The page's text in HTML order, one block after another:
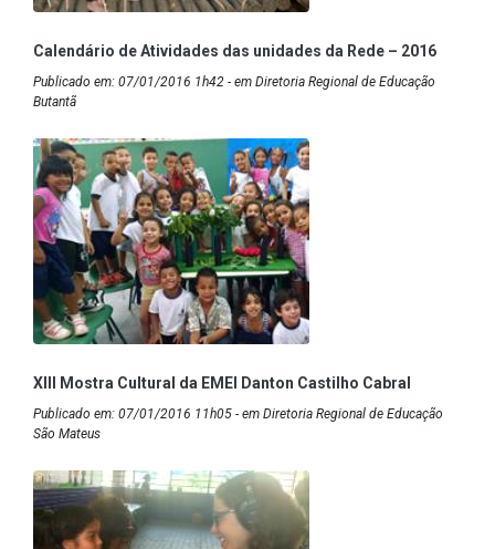
Calendário de Atividades das unidades da Rede – 2016
Publicado em: 07/01/2016 1h42 - em Diretoria Regional de Educação
Butantã
XIII Mostra Cultural da EMEI Danton Castilho Cabral
Publicado em: 07/01/2016 11h05 - em Diretoria Regional de Educação
São Mateus